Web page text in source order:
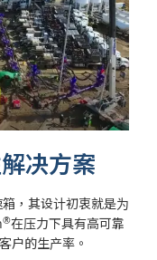
决方案
，其设计初衷就是为
®在压力下具有高可靠
户的生产率。